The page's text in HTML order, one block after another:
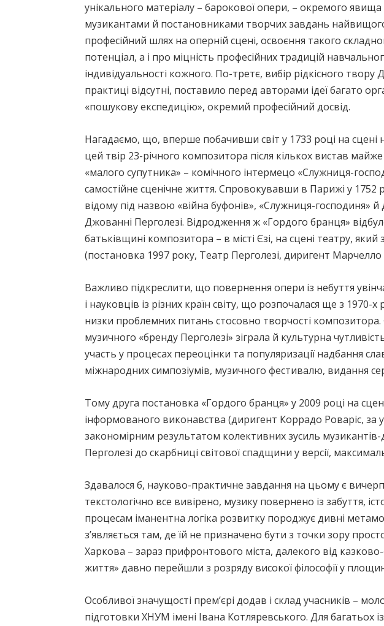
унікального матеріалу – барокової опери, – окремого
музикантами й постановниками творчих завдань
професійний шлях на оперній сцені, освоєння такого
потенціал, а і про міцність професійних традицій
індивідуальності кожного. По-третє, вибір рідкісного
практиці відсутні, поставило перед авторами ідеї багато
«пошукову експедицію», окремий професійний досвід.
Нагадаємо, що, вперше побачивши світ у 1733 році на сцені
цей твір 23-річного композитора після кількох вистав майже
«малого супутника» – комічного інтермецо «Служниця-
самостійне сценічне життя. Спровокувавши в Парижі у 1752
відому під назвою «війна буфонів», «Служниця-господиня»
Джованні Перголезі. Відродження ж «Гордого бранця»
батьківщині композитора – в місті Єзі, на сцені театру,
(постановка 1997 року, Театр Перголезі, диригент Марчелло
Важливо підкреслити, що повернення опери із небуття
і науковців із різних країн світу, що розпочалася ще з 1970-х
низки проблемних питань стосовно творчості
музичного «бренду Перголезі» зіграла й культурна
участь у процесах переоцінки та популяризації надбання
міжнародних симпозіумів, музичного фестивалю, видання
Тому друга постановка «Гордого бранця» у 2009 році на
інформованого виконавства (диригент Коррадо Роваріс, за
закономірним результатом колективних зусиль
Перголезі до скарбниці світової спадщини у версії,
Здавалося б, науково-практичне завдання на цьому є
текстологічно все вивірено, музику повернено із забуття,
процесам іманентна логіка розвитку породжує дивні
з’являється там, де їй не призначено бути з точки зору
Харкова – зараз прифронтового міста, далекого від
життя» давно перейшли з розряду високої філософії у
Особливої значущості прем’єрі додав і склад учасників –
підготовки ХНУМ імені Івана Котляревського. Для